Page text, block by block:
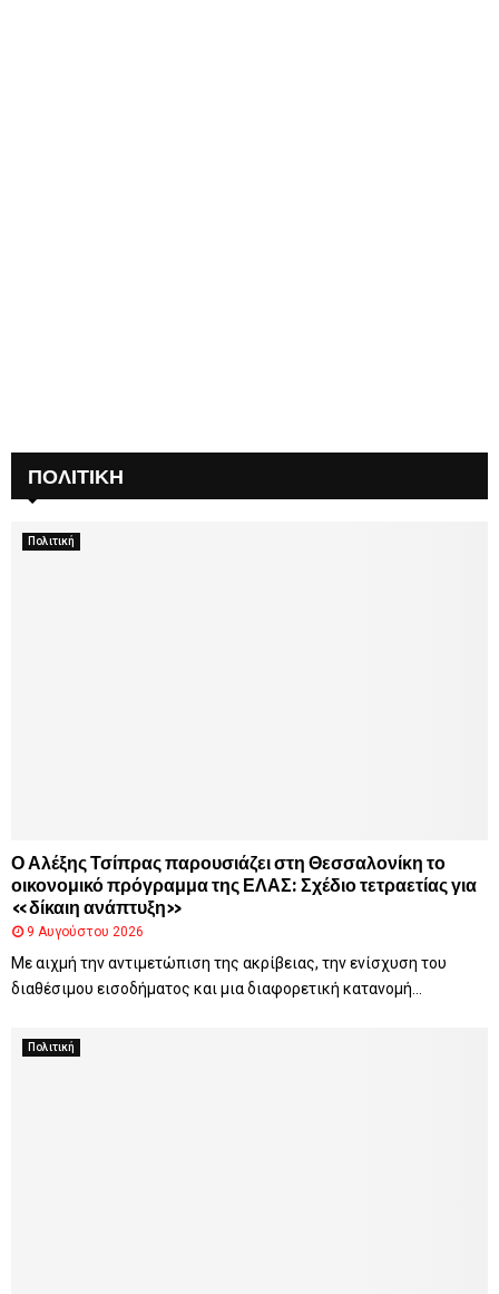
ΠΟΛΙΤΙΚΗ
Πολιτική
Ο Αλέξης Τσίπρας παρουσιάζει στη Θεσσαλονίκη το
οικονομικό πρόγραμμα της ΕΛΑΣ: Σχέδιο τετραετίας για
«δίκαιη ανάπτυξη»
9 Αυγούστου 2026
Με αιχμή την αντιμετώπιση της ακρίβειας, την ενίσχυση του
διαθέσιμου εισοδήματος και μια διαφορετική κατανομή...
Πολιτική